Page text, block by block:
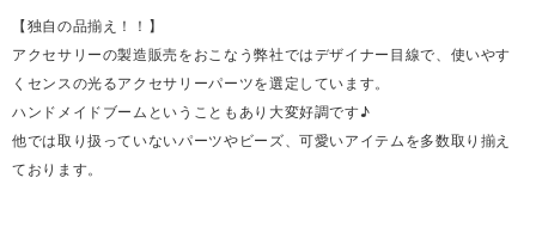
【独自の品揃え！！】
アクセサリーの製造販売をおこなう弊社ではデザイナー目線で、使いやす
くセンスの光るアクセサリーパーツを選定しています。
ハンドメイドブームということもあり大変好調です♪
他では取り扱っていないパーツやビーズ、可愛いアイテムを多数取り揃え
ております。